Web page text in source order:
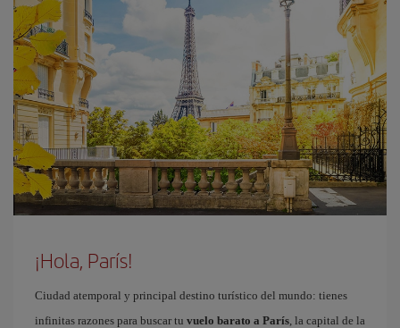
¡Hola, París!
Ciudad atemporal y principal destino turístico del mundo: tienes
infinitas razones para buscar tu vuelo barato a París, la capital de la